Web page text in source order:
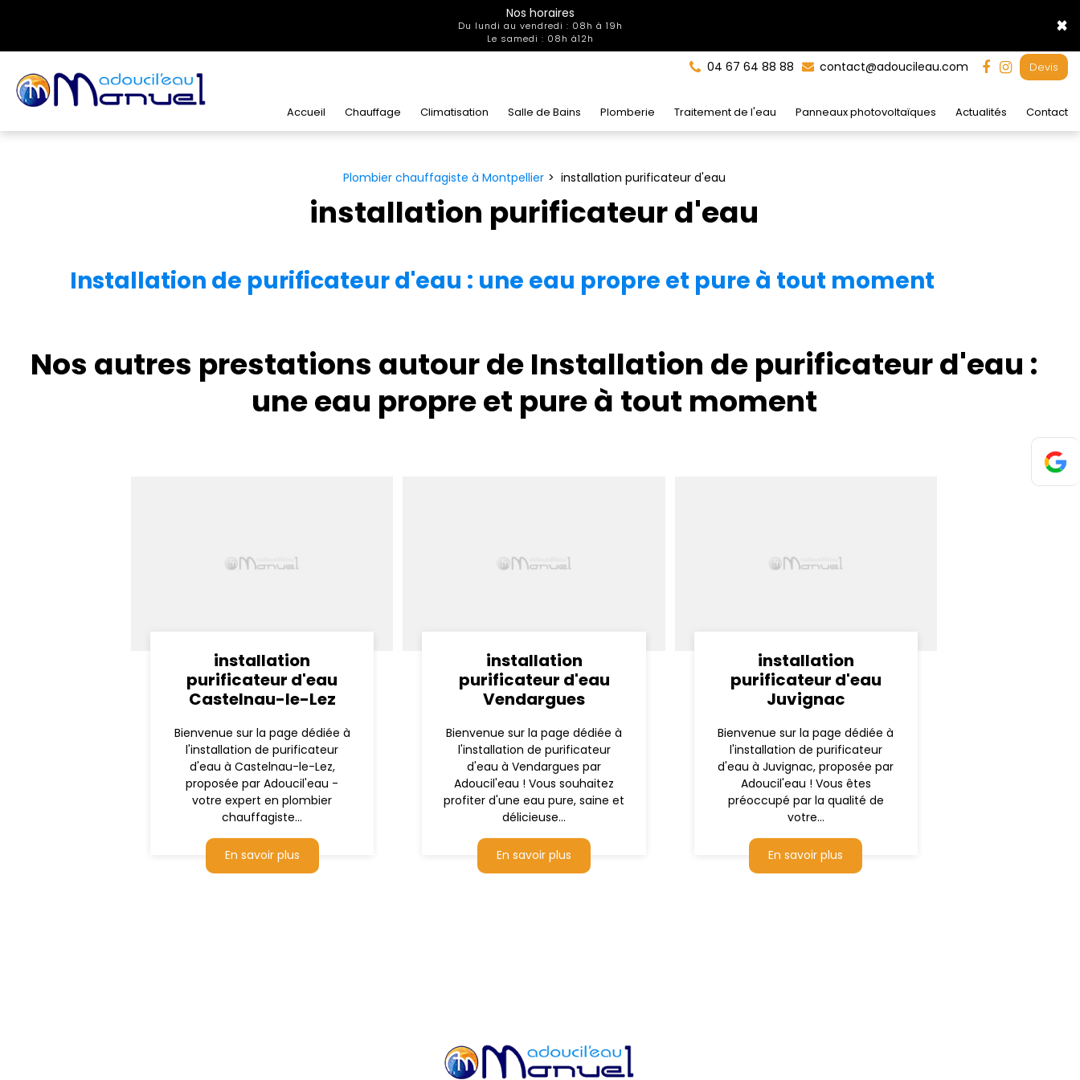
Nos horaires
Du lundi au vendredi : 08h à 19h
Le samedi : 08h à12h
×
04 67 64 88 88 contact@adoucileau.com Devis
Accueil Chauffage Climatisation Salle de Bains Plomberie Traitement de l'eau Panneaux photovoltaïques Actualités Contact
Plombier chauffagiste à Montpellier installation purificateur d'eau
installation purificateur d'eau
Installation de purificateur d'eau : une eau propre et pure à tout moment
Nos autres prestations autour de Installation de purificateur d'eau :
une eau propre et pure à tout moment
installation
purificateur d'eau
Castelnau-le-Lez
Bienvenue sur la page dédiée à
l'installation de purificateur
d'eau à Castelnau-le-Lez,
proposée par Adoucil'eau -
votre expert en plombier
chauffagiste...
En savoir plus
installation
purificateur d'eau
Vendargues
Bienvenue sur la page dédiée à
l'installation de purificateur
d'eau à Vendargues par
Adoucil'eau ! Vous souhaitez
profiter d'une eau pure, saine et
délicieuse...
En savoir plus
installation
purificateur d'eau
Juvignac
Bienvenue sur la page dédiée à
l'installation de purificateur
d'eau à Juvignac, proposée par
Adoucil'eau ! Vous êtes
préoccupé par la qualité de
votre...
En savoir plus